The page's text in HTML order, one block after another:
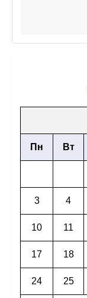
Пн Вт
3 4
10 11
17 18
24 25